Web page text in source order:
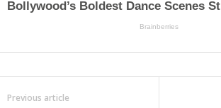
Previous article